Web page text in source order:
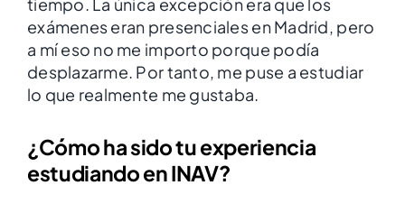
tiempo. La única excepción era que los
exámenes eran presenciales en Madrid, pero
a mí eso no me importo porque podía
desplazarme. Por tanto, me puse a estudiar
lo que realmente me gustaba.
¿Cómo ha sido tu experiencia
estudiando en INAV?